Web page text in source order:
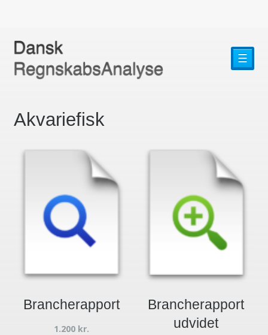
☰
Akvariefisk
Brancherapport
1.200 kr.
Brancherapport
udvidet